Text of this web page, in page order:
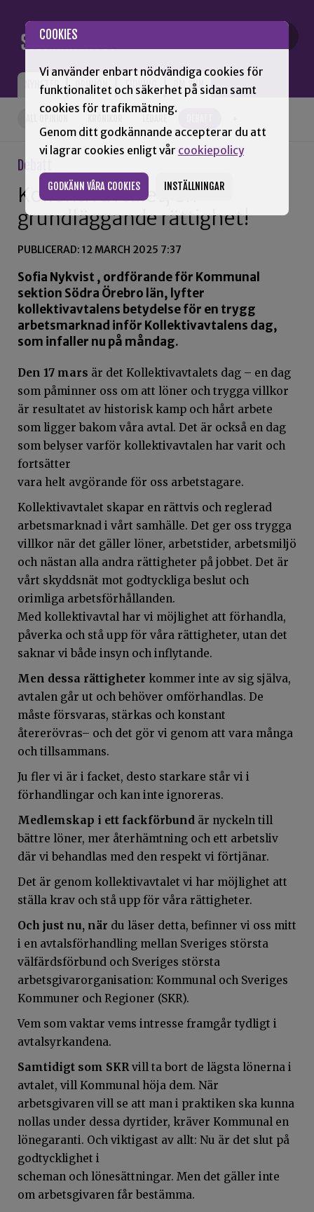
COOKIES
Vi använder enbart nödvändiga cookies för
funktionalitet och säkerhet på sidan samt
cookies för trafikmätning.
Genom ditt godkännande accepterar du att
vi lagrar cookies enligt vår cookiepolicy
GODKÄNN VÅRA COOKIES INSTÄLLNINGAR
NYHETER OPINION TIDNING OM SNN
Debatt
Kollektivavtalet, en
grundläggande rättighet!
PUBLICERAD: 12 MARCH 2025 7:37
Sofia Nykvist , ordförande för Kommunal
sektion Södra Örebro län, lyfter
kollektivavtalens betydelse för en trygg
arbetsmarknad inför Kollektivavtalens dag,
som infaller nu på måndag.
Den 17 mars är det Kollektivavtalets dag – en dag
som påminner oss om att löner och trygga villkor
är resultatet av historisk kamp och hårt arbete
som ligger bakom våra avtal. Det är också en dag
som belyser varför kollektivavtalen har varit och
fortsätter
vara helt avgörande för oss arbetstagare.
Kollektivavtalet skapar en rättvis och reglerad
arbetsmarknad i vårt samhälle. Det ger oss trygga
villkor när det gäller löner, arbetstider, arbetsmiljö
och nästan alla andra rättigheter på jobbet. Det är
vårt skyddsnät mot godtyckliga beslut och
orimliga arbetsförhållanden.
Med kollektivavtal har vi möjlighet att förhandla,
påverka och stå upp för våra rättigheter, utan det
saknar vi både insyn och inflytande.
Men dessa rättigheter kommer inte av sig själva,
avtalen går ut och behöver omförhandlas. De
måste försvaras, stärkas och konstant
återerövras– och det gör vi genom att vara många
och tillsammans.
Ju fler vi är i facket, desto starkare står vi i
förhandlingar och kan inte ignoreras.
Medlemskap i ett fackförbund är nyckeln till
bättre löner, mer återhämtning och ett arbetsliv
där vi behandlas med den respekt vi förtjänar.
Det är genom kollektivavtalet vi har möjlighet att
ställa krav och stå upp för våra rättigheter.
Och just nu, när du läser detta, befinner vi oss mitt
i en avtalsförhandling mellan Sveriges största
välfärdsförbund och Sveriges största
arbetsgivarorganisation: Kommunal och Sveriges
Kommuner och Regioner (SKR).
Vem som vaktar vems intresse framgår tydligt i
avtalsyrkandena.
Samtidigt som SKR vill ta bort de lägsta lönerna i
avtalet, vill Kommunal höja dem. När
arbetsgivaren vill se att man i praktiken ska kunna
nollas under dessa dyrtider, kräver Kommunal en
lönegaranti. Och viktigast av allt: Nu är det slut på
godtycklighet i
scheman och lönesättningar. Men det gäller inte
om arbetsgivaren får bestämma.